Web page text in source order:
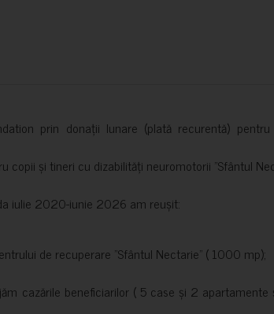
prin donații lunare (plată recurentă)
copii și tineri cu dizabilități neuromotorii ”Sfântul
iulie 2020-iunie 2026 am reușit:
de recuperare ”Sfântul Nectarie” ( 1000 mp);
cazările beneficiarilor ( 5 case și 2